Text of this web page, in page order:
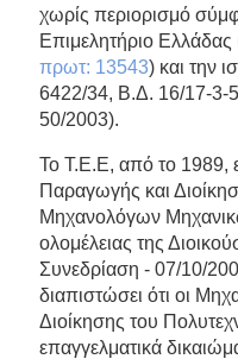
χωρίς περιορισμό
Επιμελητήριο
πρωτ: 13543) και την
6422/34, Β.Δ. 16/17-3-
50/2003).
Το Τ.Ε.Ε, από το 1989,
Παραγωγής και
Μηχανολόγων
ολομέλειας της
Συνεδρίαση - 07/10/
διαπιστώσει ότι οι
Διοίκησης του
επαγγελματικά